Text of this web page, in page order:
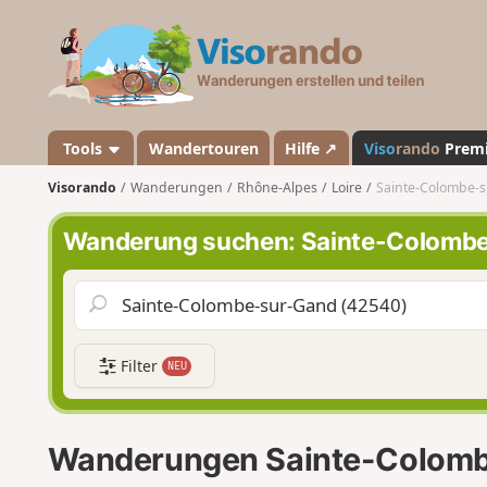
a
n
d
o
Tools Wandertouren Hilfe ↗ Visorando
Visorando Wanderungen Rhône-Alpes Loire Sainte-Colombe-
Wanderung suchen: Sainte-
Filter NEU
Wanderungen Sainte-